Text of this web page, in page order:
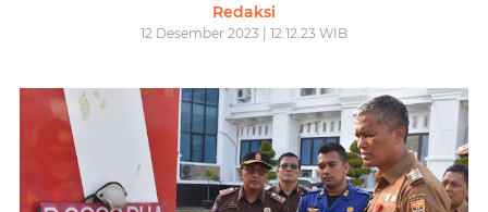
Redaksi
12 Desember 2023 | 12.12.23 WIB